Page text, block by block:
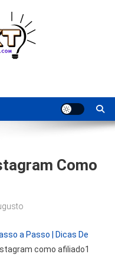
| Vivendo
Como
a Passo | Dicas De
como afiliado1